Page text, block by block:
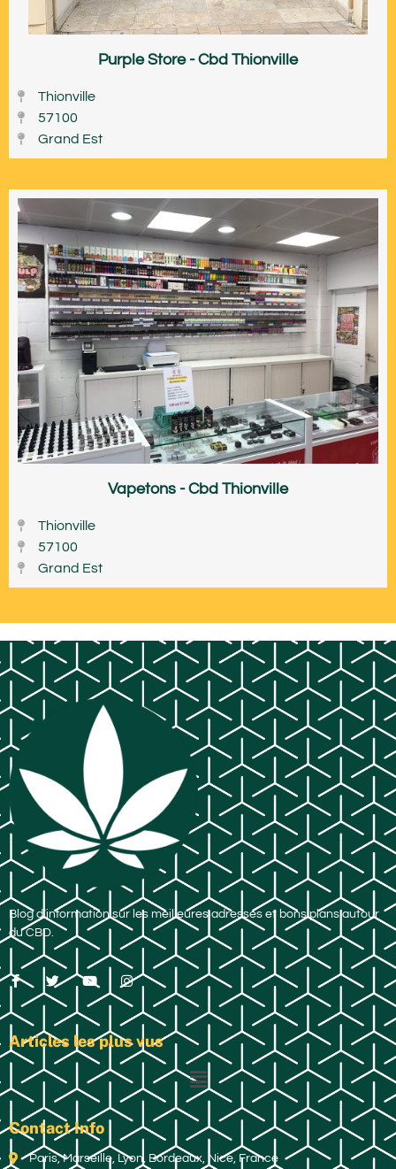
Purple Store - Cbd Thionville
Thionville
57100
Grand Est
Vapetons - Cbd Thionville
Thionville
57100
Grand Est
Blog d’information sur les meilleures adresses et bons plans autour
du CBD.
Articles les plus vus
Contact Info
Paris, Marseille, Lyon, Bordeaux, Nice, France